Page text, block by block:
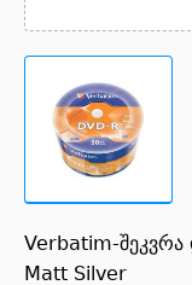
Verbatim-შეკვრა
Matt Silver